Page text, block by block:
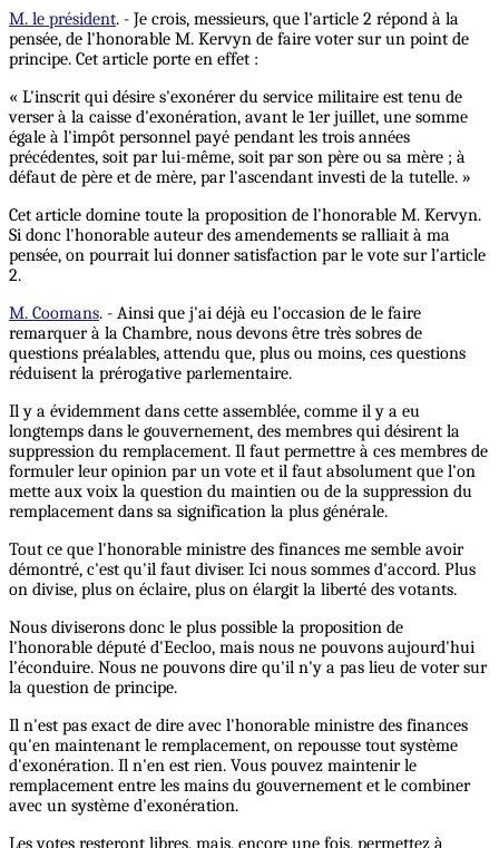
M. le président. - Je crois, messieurs, que l'article 2 répond à la
pensée, de l'honorable M. Kervyn de faire voter sur un point de
principe. Cet article porte en effet :
« L'inscrit qui désire s'exonérer du service militaire est tenu de
verser à la caisse d'exonération, avant le 1er juillet, une somme
égale à l'impôt personnel payé pendant les trois années
précédentes, soit par lui-même, soit par son père ou sa mère ; à
défaut de père et de mère, par l'ascendant investi de la tutelle. »
Cet article domine toute la proposition de l'honorable M. Kervyn.
Si donc l'honorable auteur des amendements se ralliait à ma
pensée, on pourrait lui donner satisfaction par le vote sur l'article
2.
M. Coomans. - Ainsi que j'ai déjà eu l'occasion de le faire
remarquer à la Chambre, nous devons être très sobres de
questions préalables, attendu que, plus ou moins, ces questions
réduisent la prérogative parlementaire.
Il y a évidemment dans cette assemblée, comme il y a eu
longtemps dans le gouvernement, des membres qui désirent la
suppression du remplacement. Il faut permettre à ces membres de
formuler leur opinion par un vote et il faut absolument que l'on
mette aux voix la question du maintien ou de la suppression du
remplacement dans sa signification la plus générale.
Tout ce que l'honorable ministre des finances me semble avoir
démontré, c'est qu'il faut diviser. Ici nous sommes d'accord. Plus
on divise, plus on éclaire, plus on élargit la liberté des votants.
Nous diviserons donc le plus possible la proposition de
l'honorable député d'Eecloo, mais nous ne pouvons aujourd'hui
l’éconduire. Nous ne pouvons dire qu'il n'y a pas lieu de voter sur
la question de principe.
Il n'est pas exact de dire avec l'honorable ministre des finances
qu'en maintenant le remplacement, on repousse tout système
d'exonération. Il n'en est rien. Vous pouvez maintenir le
remplacement entre les mains du gouvernement et le combiner
avec un système d'exonération.
Les votes resteront libres, mais, encore une fois, permettez à